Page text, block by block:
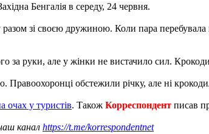
Бенгалія в середу, 24 червня.
зі своєю дружиною. Коли пара
за руки, але у жінки не вистачило сил.
обстежили річку, але ні
очах у туристів. Також Корреспондент писав
канал https://t.me/korrespondentnet